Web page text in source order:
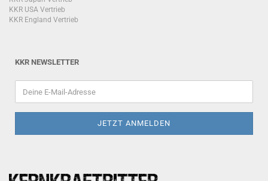
KKR USA Vertrieb
KKR England Vertrieb
KKR NEWSLETTER